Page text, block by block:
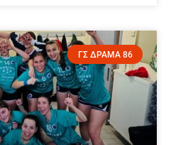
ΓΣ ΔΡΑΜΑ 86